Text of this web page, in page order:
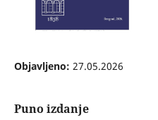
Objavljeno: 27.05.2026
Puno izdanje